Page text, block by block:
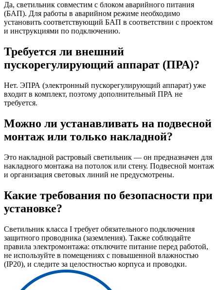
Да, светильник совместим с блоком аварийного питания
(БАП). Для работы в аварийном режиме необходимо
установить соответствующий БАП в соответствии с проектом
и инструкциями по подключению.
Требуется ли внешний
пускорегулирующий аппарат (ПРА)?
Нет. ЭПРА (электронный пускорегулирующий аппарат) уже
входит в комплект, поэтому дополнительный ПРА не
требуется.
Можно ли устанавливать на подвесной
монтаж или только накладной?
Это накладной растровый светильник — он предназначен для
накладного монтажа на потолок или стену. Подвесной монтаж
и организация световых линий не предусмотрены.
Какие требования по безопасности при
установке?
Светильник класса I требует обязательного подключения
защитного проводника (заземления). Также соблюдайте
правила электромонтажа: отключите питание перед работой,
не используйте в помещениях с повышенной влажностью
(IP20), и следите за целостностью корпуса и проводки.